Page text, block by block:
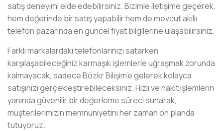
satış deneyimi elde edebilirsiniz. Bizimle iletişime geçerek,
hem değerinde bir satış yapabilir hem de mevcut akıllı
telefon pazarında en güncel fiyat bilgilerine ulaşabilirsiniz.
Farklı markalardaki telefonlarınızı satarken
karşılaşabileceğiniz karmaşık işlemlerle uğraşmak zorunda
kalmayacak, sadece Bözkr Bilişim’e gelerek kolayca
satışınızı gerçekleştirebileceksiniz. Hızlı ve nakit işlemlerin
yanında güvenilir bir değerleme süreci sunarak,
müşterilerimizin memnuniyetini her zaman ön planda
tutuyoruz.